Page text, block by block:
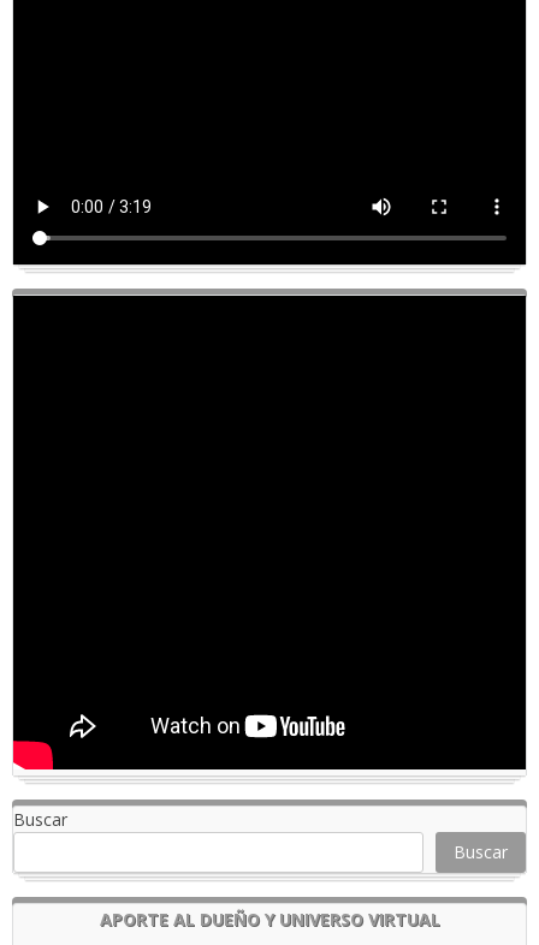
Buscar
Buscar
APORTE AL DUEÑO Y UNIVERSO VIRTUAL